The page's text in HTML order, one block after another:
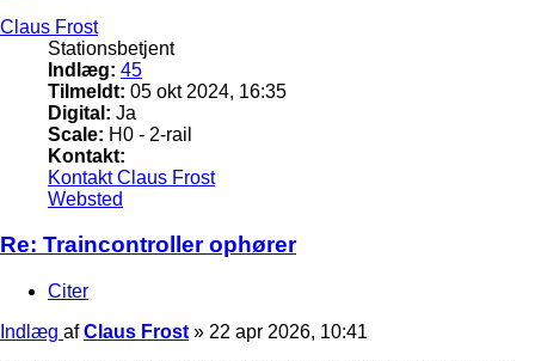
Claus Frost
Stationsbetjent
Indlæg: 45
Tilmeldt: 05 okt 2024, 16:35
Digital: Ja
Scale: H0 - 2-rail
Kontakt:
Kontakt Claus Frost
Websted
Re: Traincontroller ophører
Citer
Indlæg afClaus Frost » 22 apr 2026, 10:41